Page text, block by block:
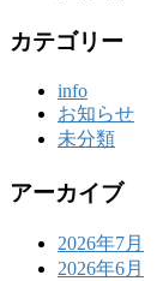
カテゴリー
info
お知らせ
未分類
アーカイブ
2026年7月
2026年6月